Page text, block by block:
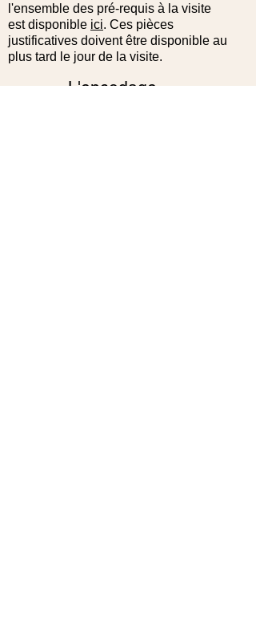
l'ensemble des pré-requis à la visite
estdisponible ici. Ces pièces
justificatives doivent être disponible au
plus tard le jour de la visite.
L'encodage